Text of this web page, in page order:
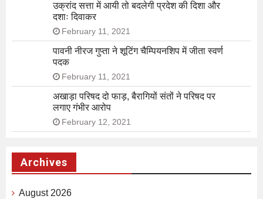
उक्रांद सत्ता में आयी तो बदलेगी प्रदेश की दिशा और
दशाः दिवाकर
February 11, 2021
पावनी नीरज गुप्ता ने शूटिंग चैम्पियनशिप में जीता स्वर्ण
पदक
February 11, 2021
अखाड़ा परिषद दो फाड़, बैरागियों संतों ने परिषद पर
लगाए गंभीर आरोप
February 12, 2021
Archives
August 2026